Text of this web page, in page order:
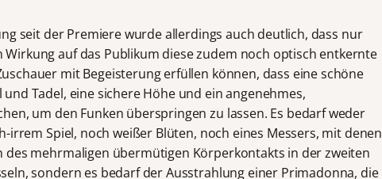
seit der Premiere wurde allerdings auch deutlich, dass nur
auf das Publikum diese zudem noch optisch entkernte
mit Begeisterung erfüllen können, dass eine schöne
Tadel, eine sichere Höhe und ein angenehmes,
um den Funken überspringen zu lassen. Es bedarf weder
irrem Spiel, noch weißer Blüten, noch eines Messers, mit denen
des mehrmaligen übermütigen Körperkontakts in der zweiten
sondern es bedarf der Ausstrahlung einer Primadonna, die